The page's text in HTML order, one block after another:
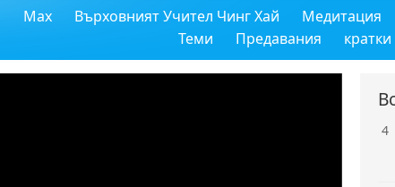
Max Върховният Учител Чинг Хай Медитация
Теми
Предавания
4